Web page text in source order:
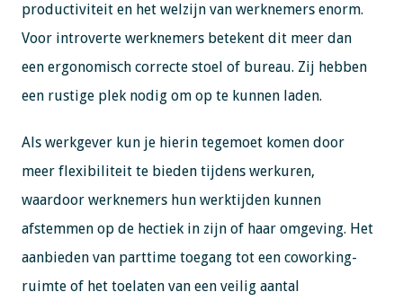
productiviteit en het welzijn van werknemers enorm.
Voor introverte werknemers betekent dit meer dan
een ergonomisch correcte stoel of bureau. Zij hebben
een rustige plek nodig om op te kunnen laden.
Als werkgever kun je hierin tegemoet komen door
meer flexibiliteit te bieden tijdens werkuren,
waardoor werknemers hun werktijden kunnen
afstemmen op de hectiek in zijn of haar omgeving. Het
aanbieden van parttime toegang tot een coworking-
ruimte of het toelaten van een veilig aantal